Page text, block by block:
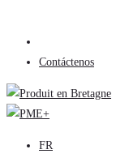
Contáctenos
FR